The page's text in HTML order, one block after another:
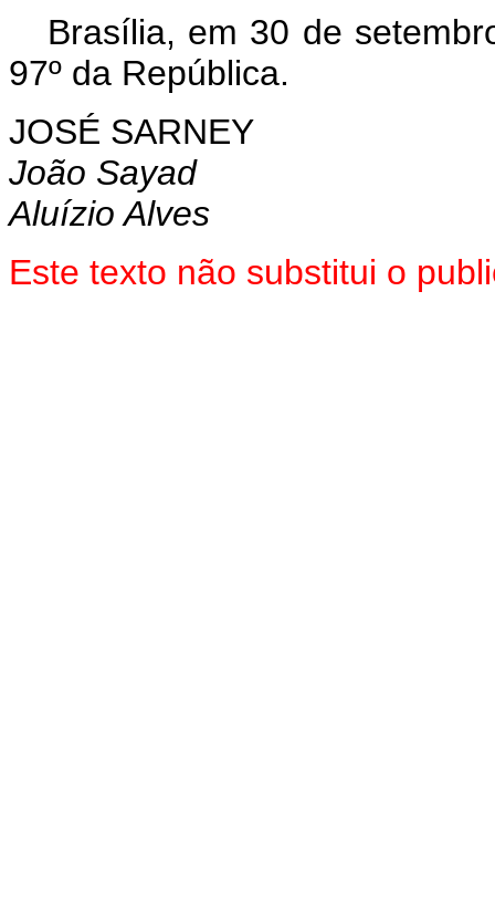
Brasília, em 30 de
97º da República.
JOSÉ SARNEY
João Sayad
Aluízio Alves
Este texto não substitui o